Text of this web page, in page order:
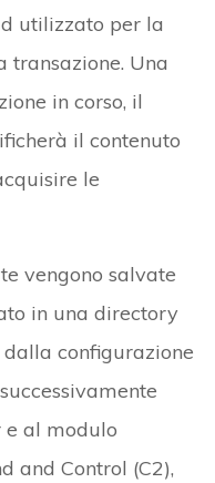
utilizzato per la
Una
in corso, il
il contenuto
le
vengono salvate
in una directory
configurazione
al modulo
and Control (C2),